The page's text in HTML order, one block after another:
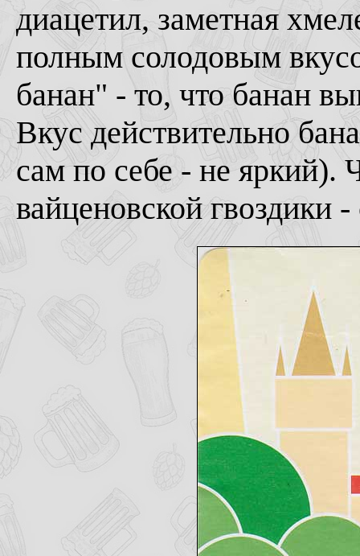
диацетил, заметная
полным солодовым
банан" - то, что банан
Вкус действительно
сам по себе - не яркий).
вайценовской гвоздики